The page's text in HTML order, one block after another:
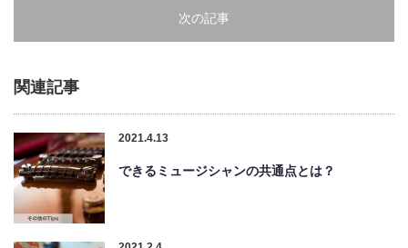
次の記事
関連記事
2021.4.13
できるミュージシャンの共通点とは？